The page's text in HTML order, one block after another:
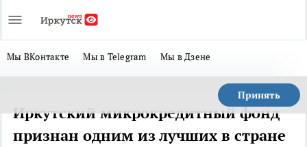
Мы ВКонтакте Мы в Telegram Мы в Дзене
Принять
Иркутский микрокредитный фонд
признан одним из лучших в стране